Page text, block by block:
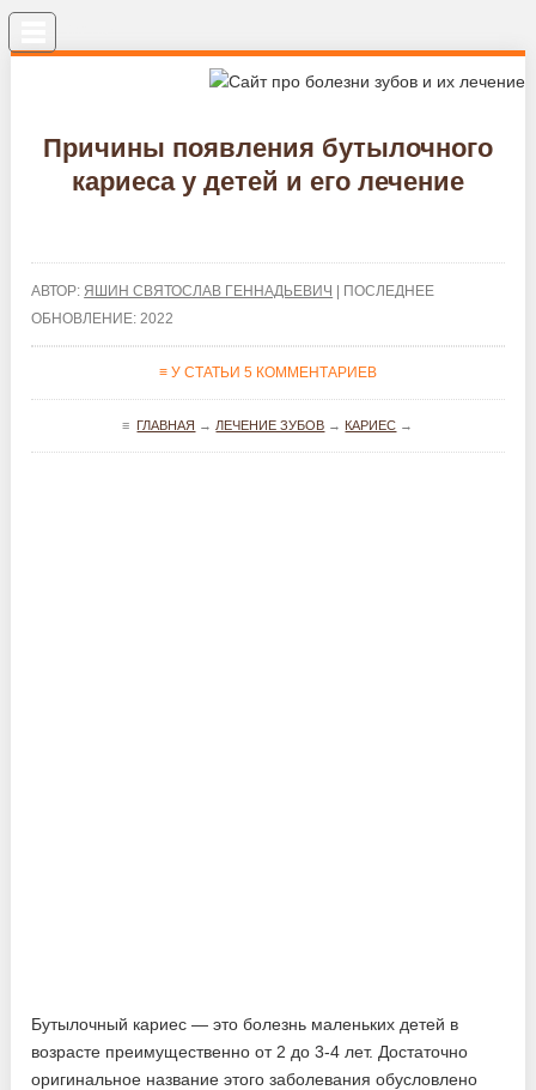
Причины появления бутылочного
кариеса у детей и его лечение
АВТОР: ЯШИН СВЯТОСЛАВ ГЕННАДЬЕВИЧ
| ПОСЛЕДНЕЕ
ОБНОВЛЕНИЕ: 2022
≡ У СТАТЬИ 5 КОММЕНТАРИЕВ
≡ ГЛАВНАЯ → ЛЕЧЕНИЕ ЗУБОВ → КАРИЕС →
Бутылочный кариес — это болезнь маленьких детей в
возрасте преимущественно от 2 до 3-4 лет. Достаточно
оригинальное название этого заболевания обусловлено